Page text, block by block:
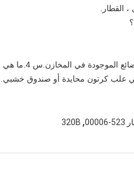
القطار.
4.ما هي شروط التعبئة الخاصة بك؟
في علب كرتون محايدة أو صندوق خشبي.
,
320B